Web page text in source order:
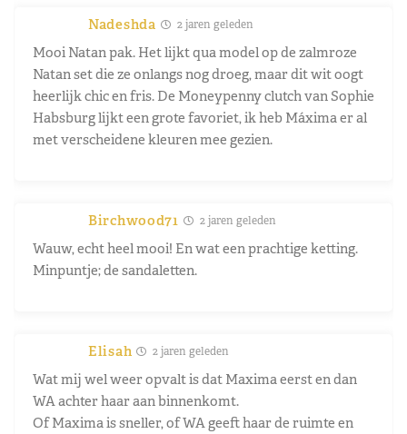
Nadeshda 2 jaren geleden
Mooi Natan pak. Het lijkt qua model op de zalmroze
Natan set die ze onlangs nog droeg, maar dit wit oogt
heerlijk chic en fris. De Moneypenny clutch van Sophie
Habsburg lijkt een grote favoriet, ik heb Máxima er al
met verscheidene kleuren mee gezien.
Birchwood71 2 jaren geleden
Wauw, echt heel mooi! En wat een prachtige ketting.
Minpuntje; de sandaletten.
Elisah 2 jaren geleden
Wat mij wel weer opvalt is dat Maxima eerst en dan
WA achter haar aan binnenkomt.
Of Maxima is sneller, of WA geeft haar de ruimte en